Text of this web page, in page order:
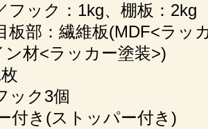
フック：1kg、棚板：2kg
板部：繊維板(MDF<ラッ
ン材<ラッカー塗装>)
ック3個
付き(ストッパー付き)